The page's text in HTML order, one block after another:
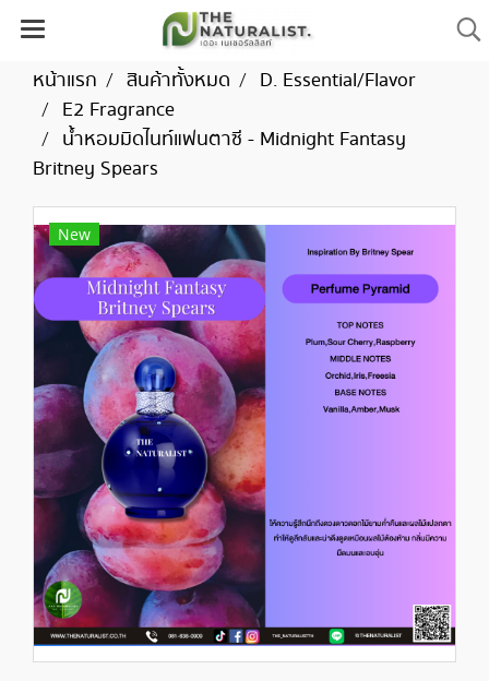
หน้าแรก สินค้าทั้งหมด
D. Essential/Flavor
E2 Fragrance
น้ำหอมมิดไนท์แฟนตาซี - Midnight Fantasy
Britney Spears
New